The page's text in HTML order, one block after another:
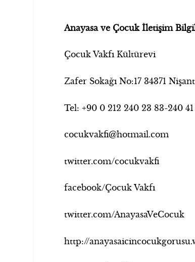
Anayasa ve Çocuk İletişim
Çocuk Vakfı Kültürevi
Zafer Sokağı No:17 34371
Tel: +90 0 212 240 23 83-240
cocukvakfi@hotmail.com
twitter.com/cocukvakfi
facebook/Çocuk Vakfı
twitter.com/AnayasaVeCocuk
http://